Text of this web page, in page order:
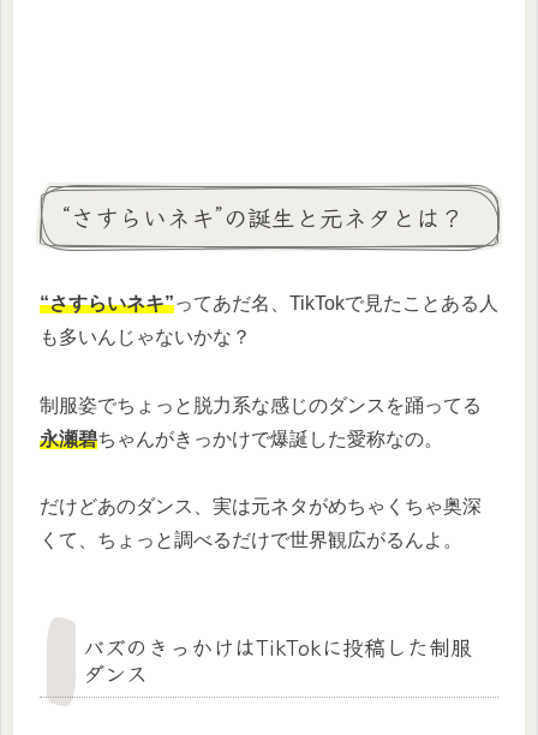
“さすらいネキ”の誕生と元ネタとは？
“さすらいネキ”ってあだ名、TikTokで見たことある人
も多いんじゃないかな？
制服姿でちょっと脱力系な感じのダンスを踊ってる
永瀬碧ちゃんがきっかけで爆誕した愛称なの。
だけどあのダンス、実は元ネタがめちゃくちゃ奥深
くて、ちょっと調べるだけで世界観広がるんよ。
バズのきっかけはTikTokに投稿した制服
ダンス